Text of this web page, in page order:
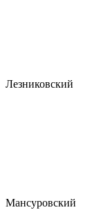
Лезниковский
Мансуровский